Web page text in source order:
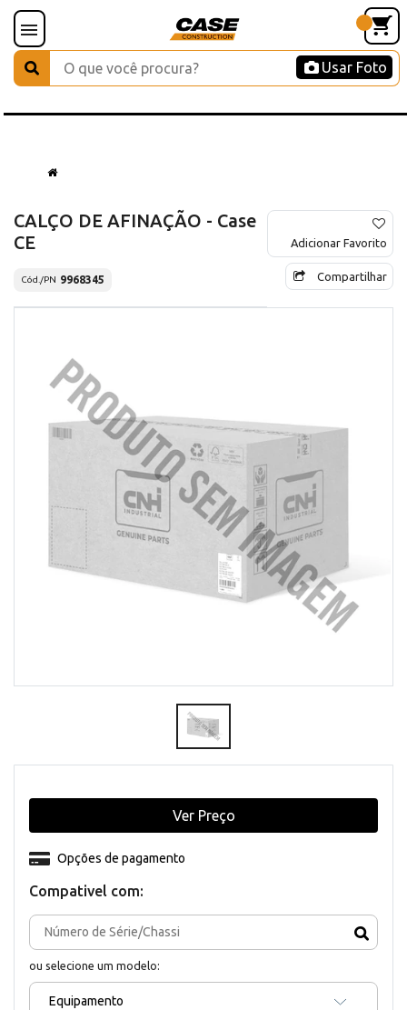
Usar Foto
CALÇO DE AFINAÇÃO - Case
CE
Cód./PN 9968345
Adicionar Favorito
Compartilhar
Compativel com:
ou selecione um modelo:
Equipamento
Opções de pagamento
Ver Preço